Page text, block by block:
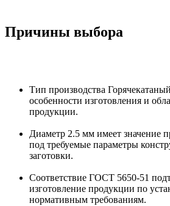
Причины выбора
Тип производства
особенности изготовления и
продукции.
Диаметр 2.5 мм имеет значение
под требуемые параметры
заготовки.
Соответствие ГОСТ 5650-51
изготовление продукции по
нормативным требованиям.